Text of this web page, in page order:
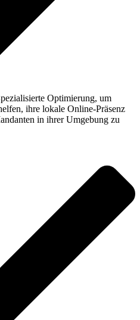
Optimierung, um
ihre lokale Online-Präsenz
in ihrer Umgebung zu